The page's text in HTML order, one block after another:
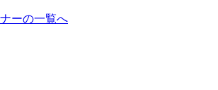
を一気通貫で推進していただきます。
推進の中核として、企画・要件定義か
客ヒアリング、戦略策定、技術選定、
認定コンサルタント制度の有資格者
つ グローバルのポジショ
が存在し、本ツールを活用で上司の引
健康改善を支援 食事・睡眠など可視
283587) アサヒグループホールディン
に目に見える成果を出すことを信条と
がよくつかわれる。針が少し東に傾い
ーの一覧へ